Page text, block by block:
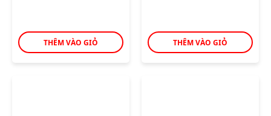
THÊM VÀO GIỎ THÊM VÀO GIỎ